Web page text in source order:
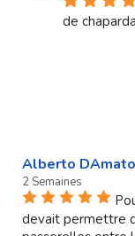
de
Alberto DAmato
2 Semaines
devait permettre